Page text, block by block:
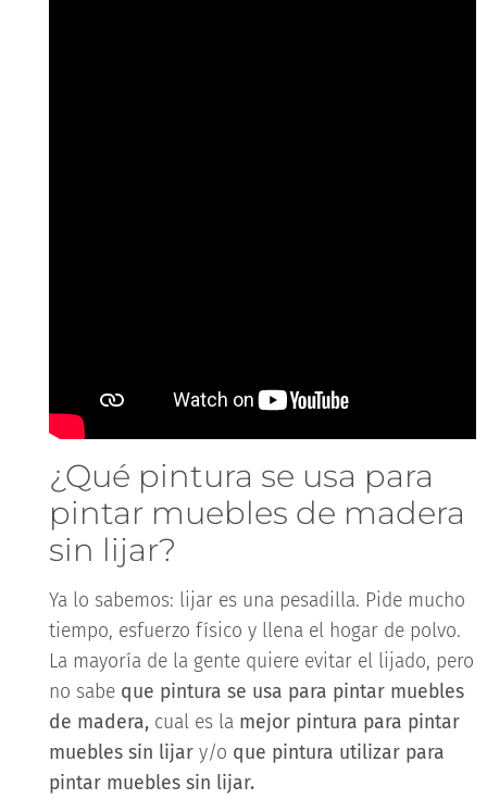
¿Qué pintura se usa para
pintar muebles de madera
sin lijar?
Ya lo sabemos: lijar es una pesadilla. Pide mucho
tiempo, esfuerzo físico y llena el hogar de polvo.
La mayoría de la gente quiere evitar el lijado, pero
no sabe que pintura se usa para pintar muebles
de madera, cual es la mejor pintura para pintar
muebles sin lijar y/o que pintura utilizar para
pintar muebles sin lijar.